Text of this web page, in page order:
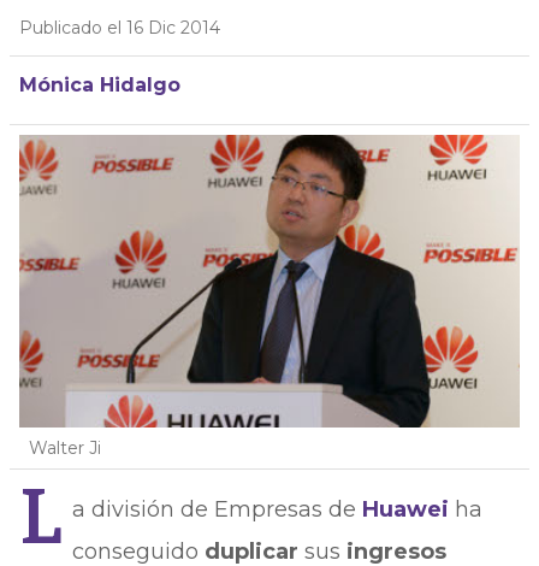
Publicado el 16 Dic 2014
Mónica Hidalgo
Walter Ji
L a división de Empresas de Huawei ha
conseguido duplicar sus ingresos